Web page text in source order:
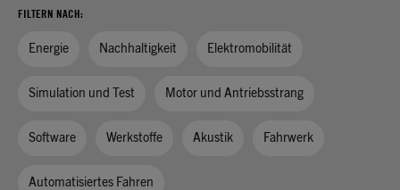
FILTERN NACH:
Energie Nachhaltigkeit Elektromobilität
Simulation und Test Motor und Antriebsstrang
Software Werkstoffe Akustik Fahrwerk
Automatisiertes Fahren